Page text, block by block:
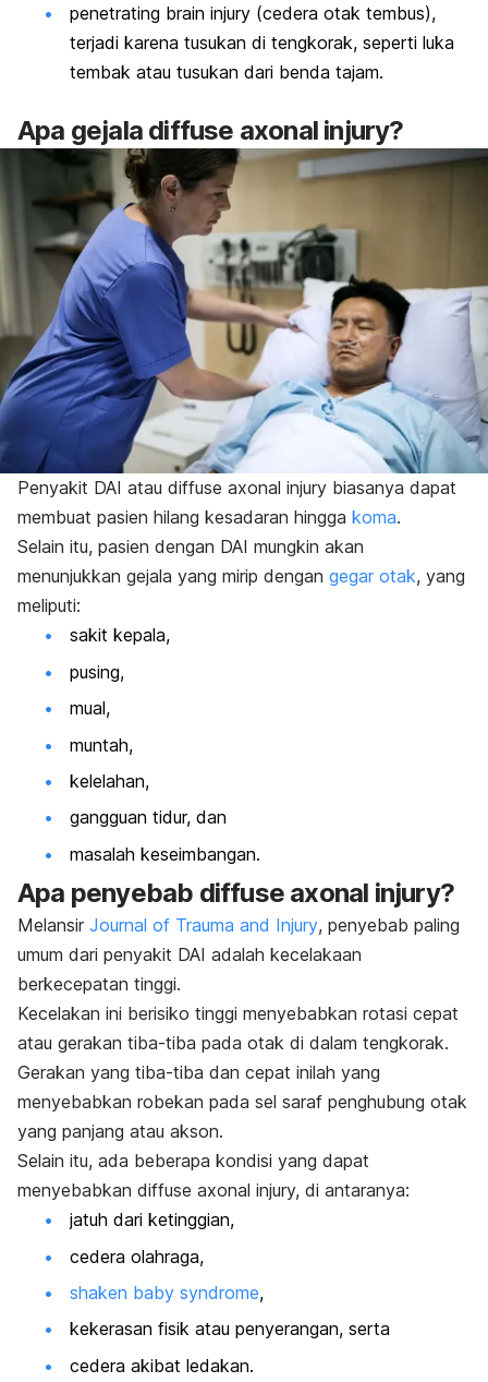
penetrating brain injury (cedera otak tembus),
terjadi karena tusukan di tengkorak, seperti luka
tembak atau tusukan dari benda tajam.
Apa gejala diffuse axonal injury?
Penyakit DAI atau diffuse axonal injury biasanya dapat
membuat pasien hilang kesadaran hingga koma.
Selain itu, pasien dengan DAI mungkin akan
menunjukkan gejala yang mirip dengan gegar otak, yang
meliputi:
sakit kepala,
pusing,
mual,
muntah,
kelelahan,
gangguan tidur, dan
masalah keseimbangan.
Apa penyebab diffuse axonal injury?
Melansir Journal of Trauma and Injury, penyebab paling
umum dari penyakit DAI adalah kecelakaan
berkecepatan tinggi.
Kecelakan ini berisiko tinggi menyebabkan rotasi cepat
atau gerakan tiba-tiba pada otak di dalam tengkorak.
Gerakan yang tiba-tiba dan cepat inilah yang
menyebabkan robekan pada sel saraf penghubung otak
yang panjang atau akson.
Selain itu, ada beberapa kondisi yang dapat
menyebabkan diffuse axonal injury, di antaranya:
jatuh dari ketinggian,
cedera olahraga,
shaken baby syndrome,
kekerasan fisik atau penyerangan, serta
cedera akibat ledakan.